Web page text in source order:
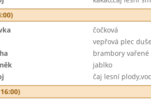
čočková
vepřová plec
brambory vařené
jablko
čaj lesní